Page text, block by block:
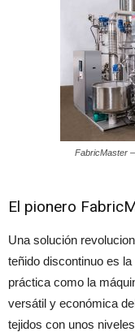
FabricMaster
El pionero
Una solución
teñido discontinuo es
práctica como la
versátil y económica
tejidos con unos